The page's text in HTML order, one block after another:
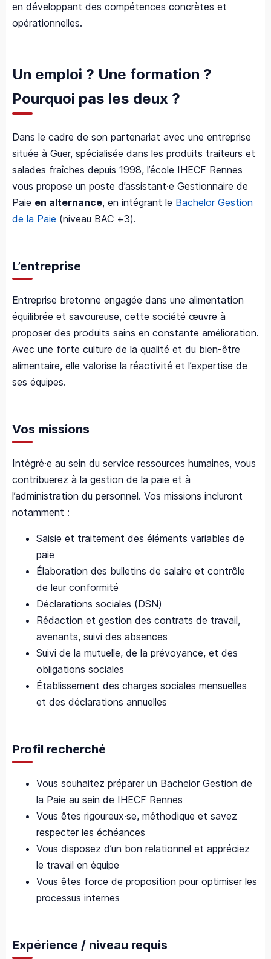
en développant des compétences concrètes et
opérationnelles.
Un emploi ? Une formation ?
Pourquoi pas les deux ?
Dans le cadre de son partenariat avec une entreprise
située à Guer, spécialisée dans les produits traiteurs et
salades fraîches depuis 1998, l’école IHECF Rennes
vous propose un poste d’assistant·e Gestionnaire de
Paie en alternance, en intégrant le Bachelor Gestion
de la Paie (niveau BAC +3).
L’entreprise
Entreprise bretonne engagée dans une alimentation
équilibrée et savoureuse, cette société œuvre à
proposer des produits sains en constante amélioration.
Avec une forte culture de la qualité et du bien-être
alimentaire, elle valorise la réactivité et l’expertise de
ses équipes.
Vos missions
Intégré·e au sein du service ressources humaines, vous
contribuerez à la gestion de la paie et à
l’administration du personnel. Vos missions incluront
notamment :
Saisie et traitement des éléments variables de
paie
Élaboration des bulletins de salaire et contrôle
de leur conformité
Déclarations sociales (DSN)
Rédaction et gestion des contrats de travail,
avenants, suivi des absences
Suivi de la mutuelle, de la prévoyance, et des
obligations sociales
Établissement des charges sociales mensuelles
et des déclarations annuelles
Profil recherché
Vous souhaitez préparer un Bachelor Gestion de
la Paie au sein de IHECF Rennes
Vous êtes rigoureux·se, méthodique et savez
respecter les échéances
Vous disposez d’un bon relationnel et appréciez
le travail en équipe
Vous êtes force de proposition pour optimiser les
processus internes
Expérience / niveau requis